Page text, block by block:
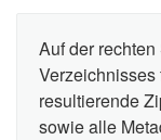
Auf der
resultierende
sowie alle